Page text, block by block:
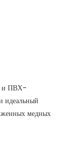
и ПВХ-
идеальный
медных